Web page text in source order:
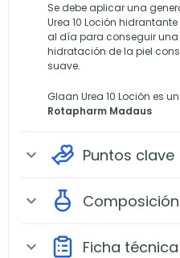
Se debe aplicar una
Urea 10 Loción
al día para conseguir
hidratación de la piel
suave.
Glaan Urea 10 Loción es
Rotapharm Madaus
expand_more Puntos clave
expand_more Composición
expand_more Ficha técnica